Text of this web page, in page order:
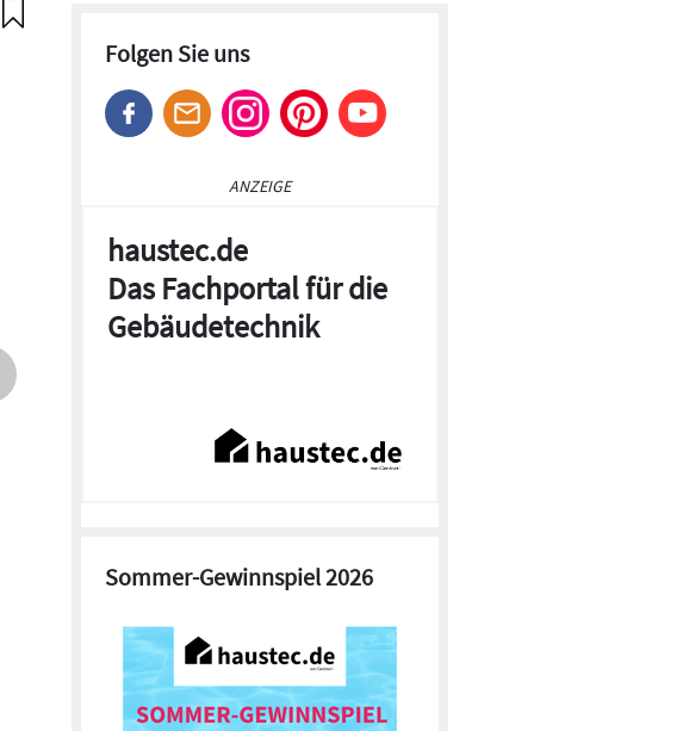
Folgen Sie uns
ANZEIGE
haustec.de
Das Fachportal für die
Gebäudetechnik
Sommer-Gewinnspiel 2026